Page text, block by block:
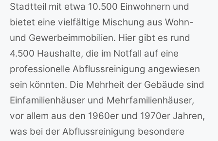
Stadtteil mit etwa 10.500 Einwohnern und
bietet eine vielfältige Mischung aus Wohn-
und Gewerbeimmobilien. Hier gibt es rund
4.500 Haushalte, die im Notfall auf eine
professionelle Abflussreinigung angewiesen
sein könnten. Die Mehrheit der Gebäude sind
Einfamilienhäuser und Mehrfamilienhäuser,
vor allem aus den 1960er und 1970er Jahren,
was bei der Abflussreinigung besondere